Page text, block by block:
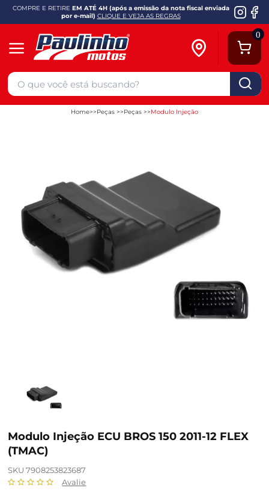
COMPRE E RETIRE EM ATÉ 4H (após a emissão da nota fiscal enviada
por e-mail) CLIQUE E VEJA AS REGRAS
0
Home Peças Peças Modulo Injeção
Modulo Injeção ECU BROS 150 2011-12 FLEX
(TMAC)
SKU 7908253823687
Avalie